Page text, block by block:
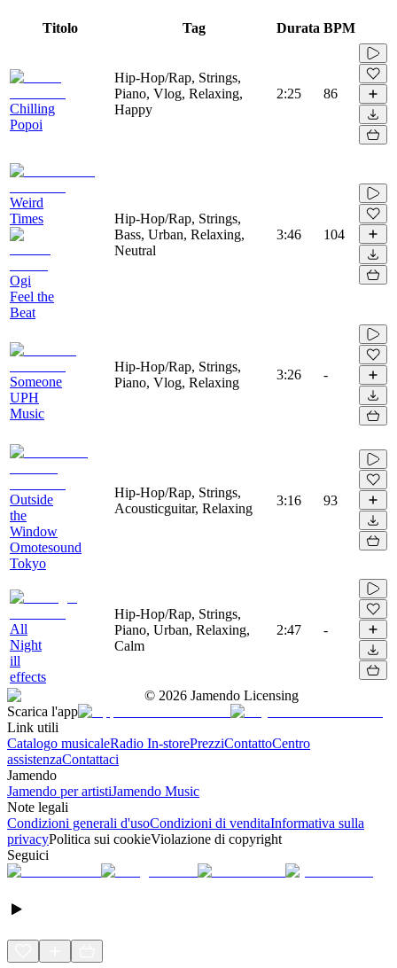
Titolo Tag Durata BPM
Chilling
Popoi
Hip-Hop/Rap, Strings,
Piano, Vlog, Relaxing,
Happy
2:25 86
Weird
Times
Ogi
Feel the
Beat
Hip-Hop/Rap, Strings,
Bass, Urban, Relaxing,
Neutral
3:46 104
Someone
UPH
Music
Hip-Hop/Rap, Strings,
Piano, Vlog, Relaxing
3:26 -
Outside
the
Window
Omotesound
Tokyo
Hip-Hop/Rap, Strings,
Acousticguitar, Relaxing
3:16 93
All
Night
ill
effects
Hip-Hop/Rap, Strings,
Piano, Urban, Relaxing,
Calm
2:47 -
© 2026 Jamendo Licensing
Scarica l'app
Link utili
Catalogo musicaleRadio In-storePrezziContattoCentro
assistenzaContattaci
Jamendo
Jamendo per artistiJamendo Music
Note legali
Condizioni generali d'usoCondizioni di venditaInformativa sulla
privacyPolitica sui cookieViolazione di copyright
Seguici